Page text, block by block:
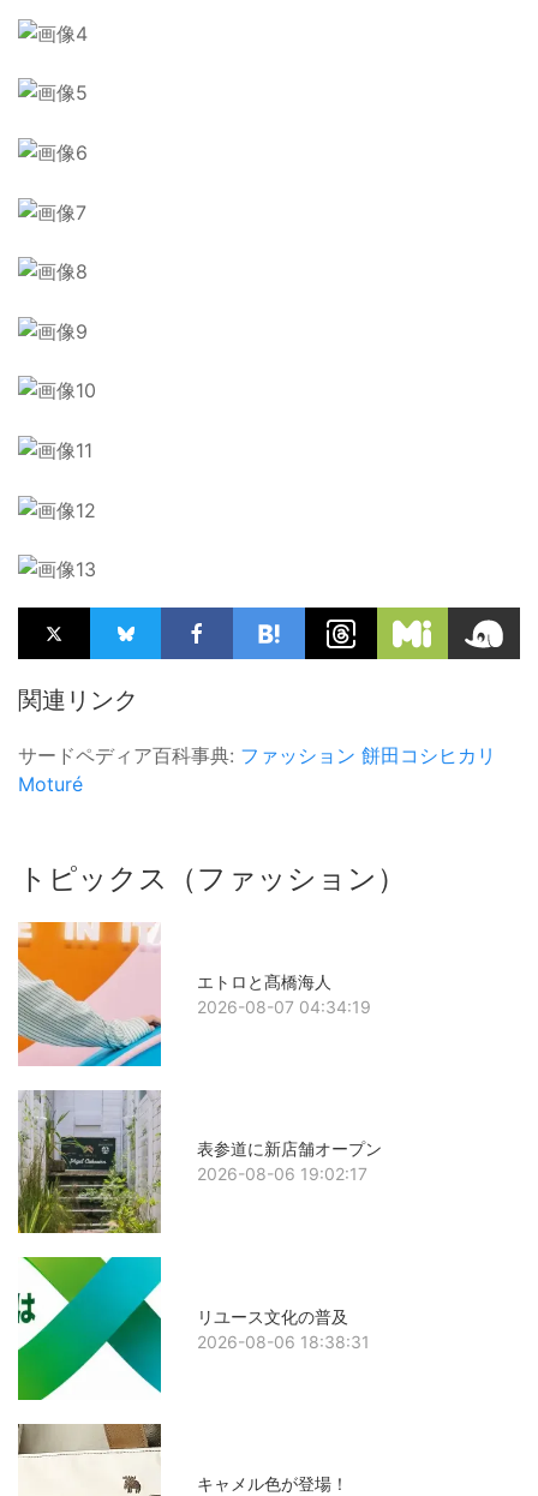
関連リンク
サードペディア百科事典: ファッション 餅田コシヒカリ
Moturé
トピックス（ファッション）
エトロと髙橋海人
2026-08-07 04:34:19
表参道に新店舗オープン
2026-08-06 19:02:17
リユース文化の普及
2026-08-06 18:38:31
キャメル色が登場！